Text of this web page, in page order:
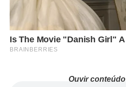
Ouvir conteúdo